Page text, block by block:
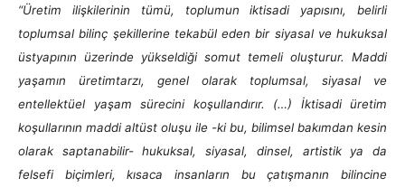
“Üretim ilişkilerinin tümü, toplumun iktisadi yapısını, belirli
toplumsal bilinç şekillerine tekabül eden bir siyasal ve hukuksal
üstyapının üzerinde yükseldiği somut temeli oluşturur. Maddi
yaşamın üretimtarzı, genel olarak toplumsal, siyasal ve
entellektüel yaşam sürecini koşullandırır. (…) İktisadi üretim
koşullarının maddi altüst oluşu ile -ki bu, bilimsel bakımdan kesin
olarak saptanabilir- hukuksal, siyasal, dinsel, artistik ya da
felsefi biçimleri, kısaca insanların bu çatışmanın bilincine